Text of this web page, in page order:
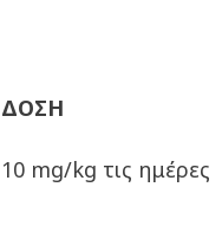
ΔΟΣΗ
10 mg/kg τις